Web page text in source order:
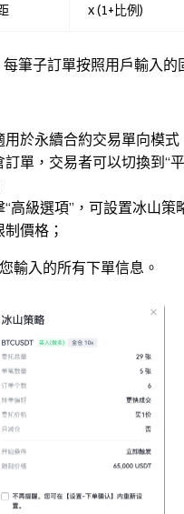
x (1+比例)
每筆子訂單按照用戶輸入的
用於永續合約交易單向模
單，交易者可以切換到“
高級選項”，可設置冰山策
價格；
輸入的所有下單信息。